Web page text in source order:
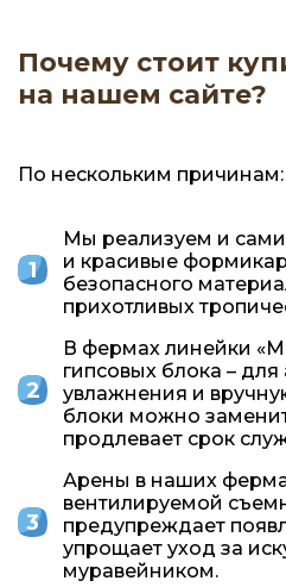
Почему стоит
на нашем сайте?
По нескольким причинам:
Мы реализуем и
и красивые
безопасного
прихотливых
В фермах линейки
гипсовых блока – для
увлажнения и
блоки можно
продлевает срок
Арены в наших
вентилируемой
предупреждает
упрощает уход за
муравейником.